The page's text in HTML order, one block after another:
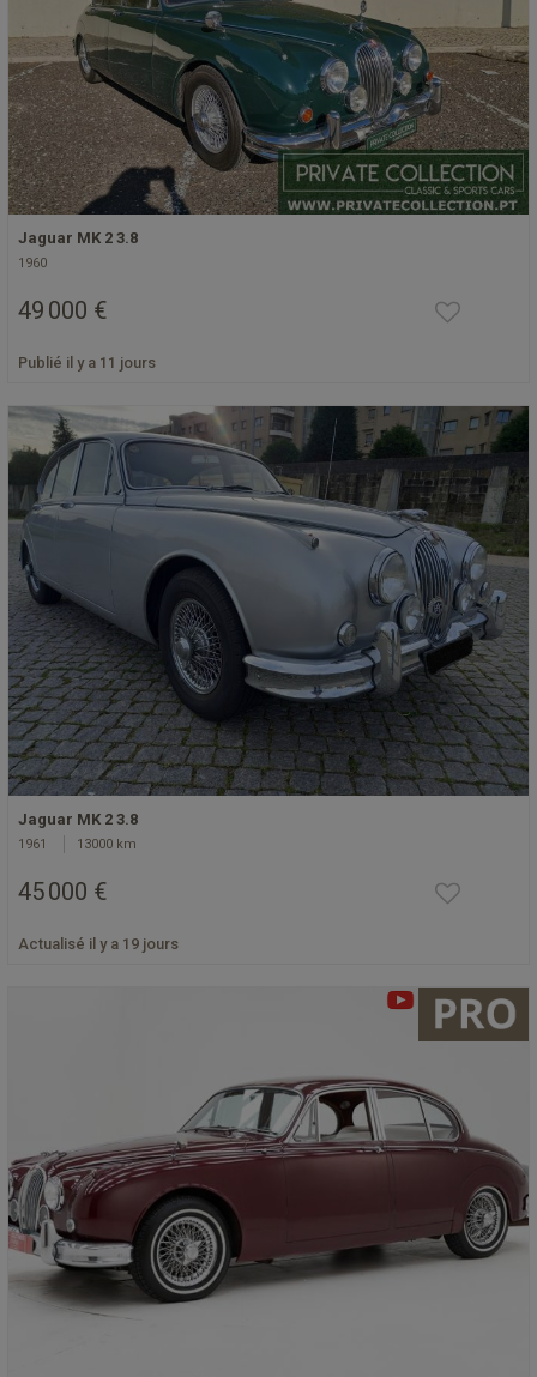
Jaguar MK 2 3.8
1960
49 000 €
Publié il y a 11 jours
Jaguar MK 2 3.8
1961 13000 km
45 000 €
Actualisé il y a 19 jours